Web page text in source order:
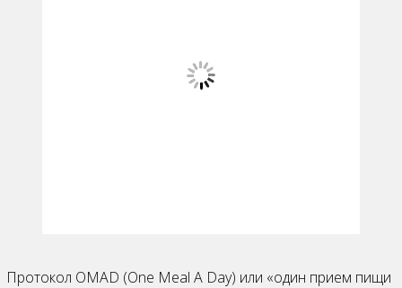
Протокол OMAD (One Meal A Day) или «один прием пищи